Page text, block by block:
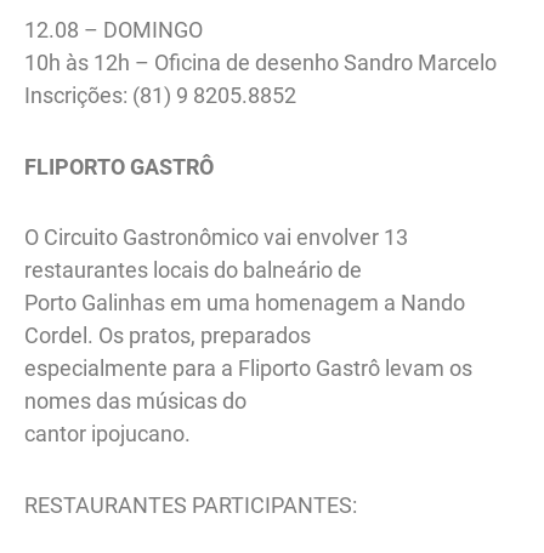
12.08 – DOMINGO
10h às 12h – Oficina de desenho Sandro Marcelo
Inscrições: (81) 9 8205.8852
FLIPORTO GASTRÔ
O Circuito Gastronômico vai envolver 13
restaurantes locais do balneário de
Porto Galinhas em uma homenagem a Nando
Cordel. Os pratos, preparados
especialmente para a Fliporto Gastrô levam os
nomes das músicas do
cantor ipojucano.
RESTAURANTES PARTICIPANTES: